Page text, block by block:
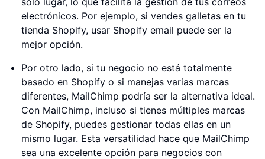
electrónicos. Por ejemplo, si vendes galletas en tu
tienda Shopify, usar Shopify email puede ser la
mejor opción.
Por otro lado, si tu negocio no está totalmente
basado en Shopify o si manejas varias marcas
diferentes, MailChimp podría ser la alternativa ideal.
Con MailChimp, incluso si tienes múltiples marcas
de Shopify, puedes gestionar todas ellas en un
mismo lugar. Esta versatilidad hace que MailChimp
sea una excelente opción para negocios con